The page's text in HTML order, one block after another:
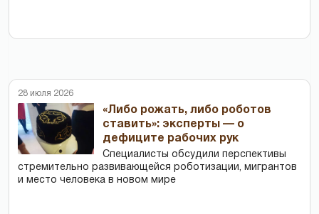
28 июля 2026
«Либо рожать, либо роботов
ставить»: эксперты — о
дефиците рабочих рук
Специалисты обсудили перспективы
стремительно развивающейся роботизации, мигрантов
и место человека в новом мире